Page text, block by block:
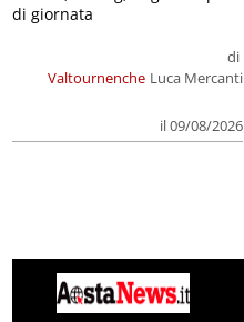
Valtournenche
di
Luca Mercanti
il 09/08/2026
di giornata